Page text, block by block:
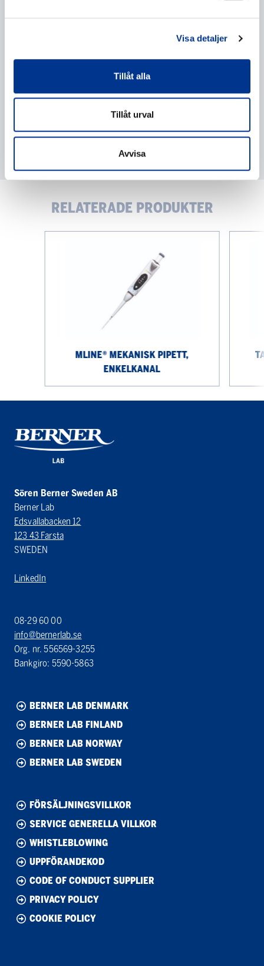
Visa detaljer
Tillåt alla
Tillåt urval
Avvisa
Jag ger mitt samtycke till behandlingen av mina
RELATERADE PRODUKTER
MLINE® MEKANISK PIPETT,
ENKELKANAL
Sören Berner Sweden AB
Berner Lab
Edsvallabacken 12
123 43 Farsta
SWEDEN
LinkedIn
08-29 60 00
info@bernerlab.se
Org. nr. 556569-3255
Bankgiro: 5590-5863
BERNER LAB DENMARK
BERNER LAB FINLAND
BERNER LAB NORWAY
BERNER LAB SWEDEN
FÖRSÄLJNINGSVILLKOR
SERVICE GENERELLA VILLKOR
WHISTLEBLOWING
UPPFÖRANDEKOD
CODE OF CONDUCT SUPPLIER
PRIVACY POLICY
COOKIE POLICY